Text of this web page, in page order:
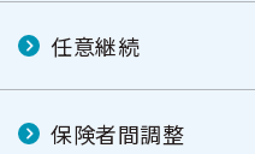
任意継続
保険者間調整